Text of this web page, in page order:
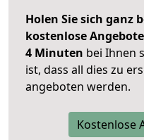
Holen Sie sich ganz
kostenlose Angebote
4 Minuten bei Ihnen
ist, dass all dies zu
angeboten werden.
Kostenlose